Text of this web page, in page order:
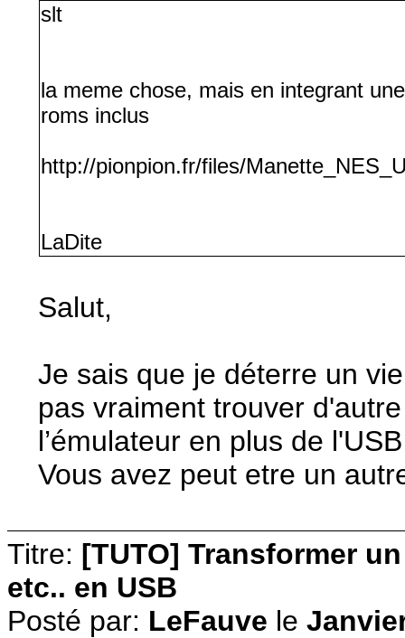
slt
la meme chose, mais en integrant
roms inclus
http://pionpion.fr/files/
LaDite
Salut,
Je sais que je déterre un
pas vraiment trouver
l’émulateur en plus de
Vous avez peut etre un
Titre: [TUTO] Transformer
etc.. en USB
Posté par: LeFauve le